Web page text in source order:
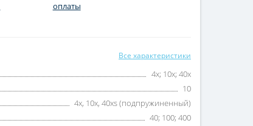
оплаты
Все характеристики
4x; 10x; 40x
10
4x, 10х, 40хs (подпружиненный)
40; 100; 400